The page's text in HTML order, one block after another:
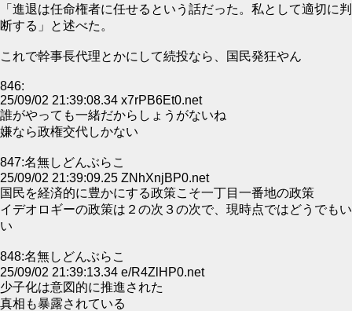
「進退は任命権者に任せるという話だった。私として適切に判
断する」と述べた。
これで幹事長代理とかにして続投なら、国民発狂やん
846:
25/09/02 21:39:08.34 x7rPB6Et0.net
誰がやっても一緒だからしょうがないね
嫌なら政権交代しかない
847:名無しどんぶらこ
25/09/02 21:39:09.25 ZNhXnjBP0.net
国民を経済的に豊かにする政策こそ一丁目一番地の政策
イデオロギーの政策は２の次３の次で、現時点ではどうでもい
い
848:名無しどんぶらこ
25/09/02 21:39:13.34 e/R4ZlHP0.net
少子化は意図的に推進された
真相も暴露されている